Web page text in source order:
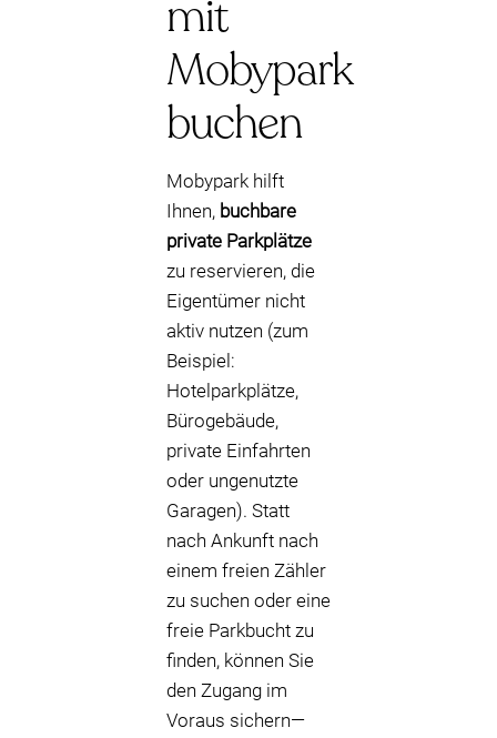
mit
Mobypark
buchen
Mobypark hilft
Ihnen, buchbare
private Parkplätze
zu reservieren, die
Eigentümer nicht
aktiv nutzen (zum
Beispiel:
Hotelparkplätze,
Bürogebäude,
private Einfahrten
oder ungenutzte
Garagen). Statt
nach Ankunft nach
einem freien Zähler
zu suchen oder eine
freie Parkbucht zu
finden, können Sie
den Zugang im
Voraus sichern—